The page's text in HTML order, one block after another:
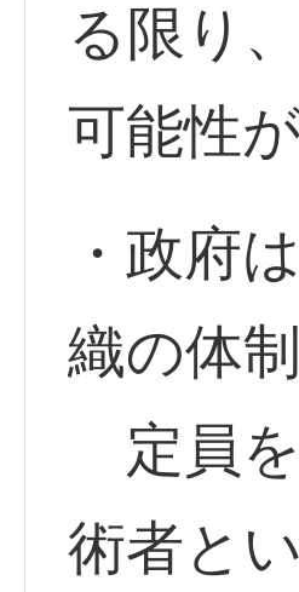
る限り
可能性
・政府
織の体
定員を
術者と